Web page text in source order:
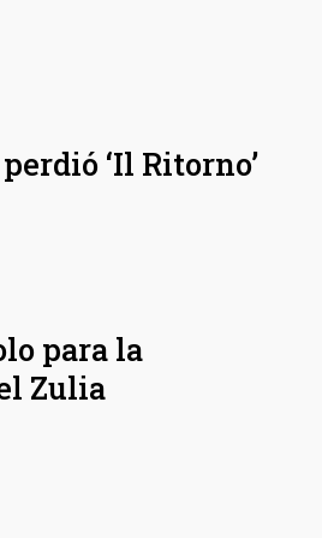
‘Il Ritorno’
para la
Zulia